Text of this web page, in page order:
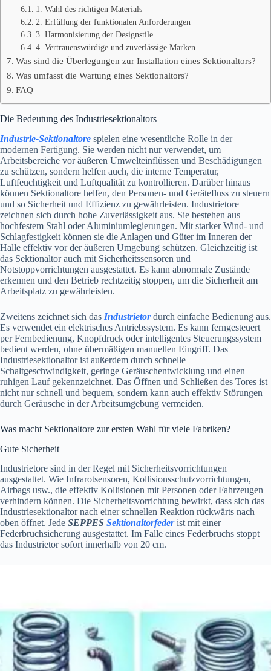
1. Wahl des richtigen Materials
2. Erfüllung der funktionalen Anforderungen
3. Harmonisierung der Designstile
4. Vertrauenswürdige und zuverlässige Marken
Was sind die Überlegungen zur Installation eines Sektionaltors?
Was umfasst die Wartung eines Sektionaltors?
FAQ
Die Bedeutung des Industriesektionaltors
Industrie-Sektionaltore spielen eine wesentliche Rolle in der
modernen Fertigung. Sie werden nicht nur verwendet, um
Arbeitsbereiche vor äußeren Umwelteinflüssen und Beschädigungen
zu schützen, sondern helfen auch, die interne Temperatur,
Luftfeuchtigkeit und Luftqualität zu kontrollieren. Darüber hinaus
können Sektionaltore helfen, den Personen- und Gerätefluss zu steuern
und so Sicherheit und Effizienz zu gewährleisten. Industrietore
zeichnen sich durch hohe Zuverlässigkeit aus. Sie bestehen aus
hochfestem Stahl oder Aluminiumlegierungen. Mit starker Wind- und
Schlagfestigkeit können sie die Anlagen und Güter im Inneren der
Halle effektiv vor der äußeren Umgebung schützen. Gleichzeitig ist
das Sektionaltor auch mit Sicherheitssensoren und
Notstoppvorrichtungen ausgestattet. Es kann abnormale Zustände
erkennen und den Betrieb rechtzeitig stoppen, um die Sicherheit am
Arbeitsplatz zu gewährleisten.
Zweitens zeichnet sich das Industrietordurch einfache Bedienung aus.
Es verwendet ein elektrisches Antriebssystem. Es kann ferngesteuert
per Fernbedienung, Knopfdruck oder intelligentes Steuerungssystem
bedient werden, ohne übermäßigen manuellen Eingriff. Das
Industriesektionaltor ist außerdem durch schnelle
Schaltgeschwindigkeit, geringe Geräuschentwicklung und einen
ruhigen Lauf gekennzeichnet. Das Öffnen und Schließen des Tores ist
nicht nur schnell und bequem, sondern kann auch effektiv Störungen
durch Geräusche in der Arbeitsumgebung vermeiden.
Was macht Sektionaltore zur ersten Wahl für viele Fabriken?
Gute Sicherheit
Industrietore sind in der Regel mit Sicherheitsvorrichtungen
ausgestattet. Wie Infrarotsensoren, Kollisionsschutzvorrichtungen,
Airbags usw., die effektiv Kollisionen mit Personen oder Fahrzeugen
verhindern können. Die Sicherheitsvorrichtung bewirkt, dass sich das
Industriesektionaltor nach einer schnellen Reaktion rückwärts nach
oben öffnet. Jede SEPPES Sektionaltorfederist mit einer
Federbruchsicherung ausgestattet. Im Falle eines Federbruchs stoppt
das Industrietor sofort innerhalb von 20 cm.